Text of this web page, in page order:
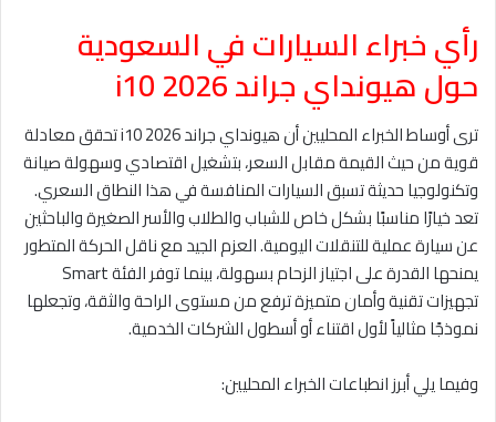
رأي خبراء السيارات في السعودية
حول هيونداي جراند i10 2026
ترى أوساط الخبراء المحليين أن هيونداي جراند i10 2026 تحقق معادلة
قوية من حيث القيمة مقابل السعر، بتشغيل اقتصادي وسهولة صيانة
وتكنولوجيا حديثة تسبق السيارات المنافسة في هذا النطاق السعري.
تعد خيارًا مناسبًا بشكل خاص للشباب والطلاب والأسر الصغيرة والباحثين
عن سيارة عملية للتنقلات اليومية. العزم الجيد مع ناقل الحركة المتطور
يمنحها القدرة على اجتياز الزحام بسهولة، بينما توفر الفئة Smart
تجهيزات تقنية وأمان متميزة ترفع من مستوى الراحة والثقة، وتجعلها
نموذجًا مثالياً لأول اقتناء أو أسطول الشركات الخدمية.
وفيما يلي أبرز انطباعات الخبراء المحليين: